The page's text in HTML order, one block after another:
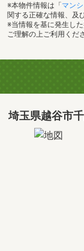
※本物件情報は「 マン
関する正確な情報、及
※当情報を基に発生し
ご理解の上ご利用くだ
埼玉県越谷市